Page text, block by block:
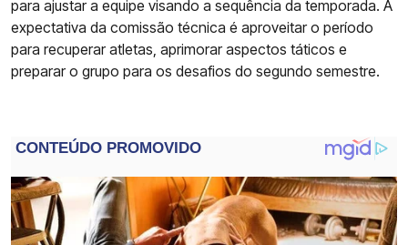
para ajustar a equipe visando a sequência da temporada. A
expectativa da comissão técnica é aproveitar o período
para recuperar atletas, aprimorar aspectos táticos e
preparar o grupo para os desafios do segundo semestre.